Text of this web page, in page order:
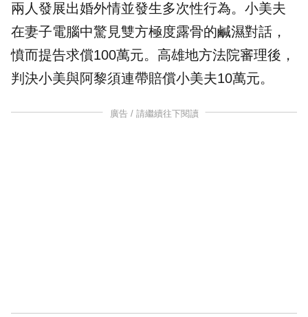
兩人發展出婚外情並發生多次性行為。小美夫
在妻子電腦中驚見雙方極度露骨的鹹濕對話，
憤而提告求償100萬元。高雄地方法院審理後，
判決小美與阿黎須連帶賠償小美夫10萬元。
廣告 / 請繼續往下閱讀